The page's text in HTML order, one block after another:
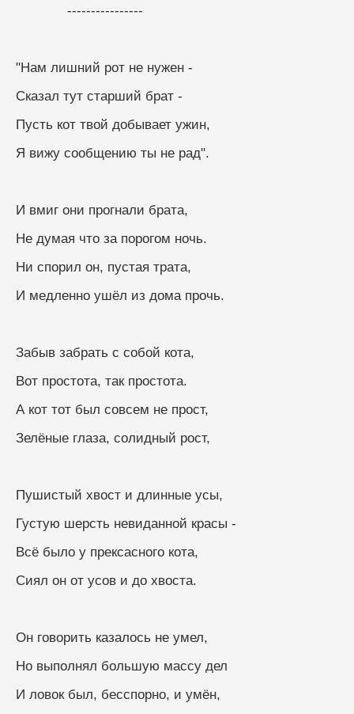
             ----------------
"Нам лишний рот не нужен -
Сказал тут старший брат -
Пусть кот твой добывает ужин,
Я вижу сообщению ты не рад".
И вмиг они прогнали брата,
Не думая что за порогом ночь.
Ни спорил он, пустая трата,
И медленно ушёл из дома прочь.
Забыв забрать с собой кота,
Вот простота, так простота.
А кот тот был совсем не прост,
Зелёные глаза, солидный рост,
Пушистый хвост и длинные усы,
Густую шерсть невиданной красы -
Всё было у прексасного кота,
Сиял он от усов и до хвоста.
Он говорить казалось не умел,
Но выполнял большую массу дел
И ловок был, бесспорно, и умён,